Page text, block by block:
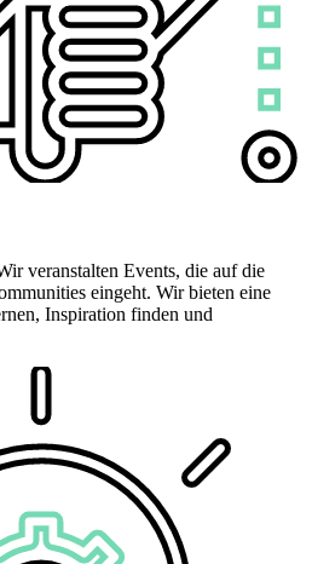
veranstalten Events, die auf die
eingeht. Wir bieten eine
Inspiration finden und